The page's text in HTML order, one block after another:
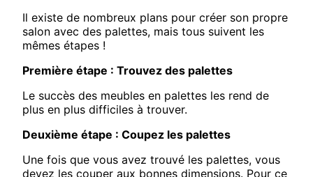
Il existe de nombreux plans pour créer son propre
salon avec des palettes, mais tous suivent les
mêmes étapes !
Première étape : Trouvez des palettes
Le succès des meubles en palettes les rend de
plus en plus difficiles à trouver.
Deuxième étape : Coupez les palettes
Une fois que vous avez trouvé les palettes, vous
devez les couper aux bonnes dimensions. Pour ce